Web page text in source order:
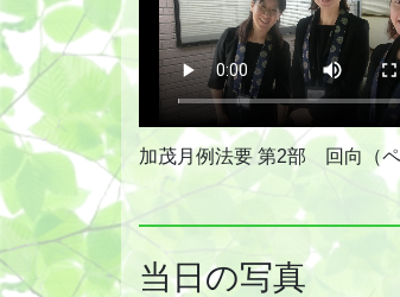
加茂月例法要 第2部 回向（
当日の写真